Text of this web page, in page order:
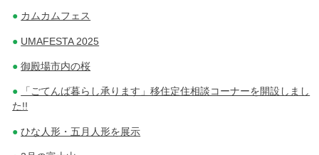
カムカムフェス
UMAFESTA 2025
御殿場市内の桜
「ごてんば暮らし承ります」移住定住相談コーナーを開設しまし
た!!
ひな人形・五月人形を展示